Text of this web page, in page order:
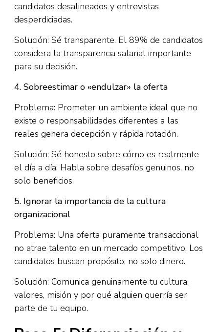
candidatos desalineados y entrevistas
desperdiciadas.​
Solución: Sé transparente. El 89% de candidatos
considera la transparencia salarial importante
para su decisión.​
4. Sobreestimar o «endulzar» la oferta
Problema: Prometer un ambiente ideal que no
existe o responsabilidades diferentes a las
reales genera decepción y rápida rotación.​
Solución: Sé honesto sobre cómo es realmente
el día a día. Habla sobre desafíos genuinos, no
solo beneficios.
5. Ignorar la importancia de la cultura
organizacional
Problema: Una oferta puramente transaccional
no atrae talento en un mercado competitivo. Los
candidatos buscan propósito, no solo dinero.​
Solución: Comunica genuinamente tu cultura,
valores, misión y por qué alguien querría ser
parte de tu equipo.